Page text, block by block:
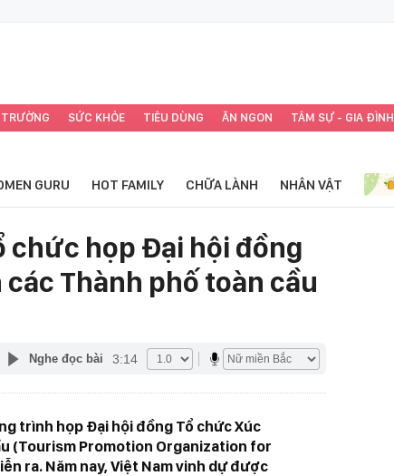
SỨC KHỎE TIÊU DÙNG ĂN NGON TÂM SỰ - GIA ĐÌNH
GURU HOT FAMILY CHỮA LÀNH NHÂN VẬT
chức họp Đại hội đồng
Thành phố toàn cầu
Nghe đọc bài 3:14
trình họp Đại hội đồng Tổ chức Xúc
(Tourism Promotion Organization for
ra. Năm nay, Việt Nam vinh dự được